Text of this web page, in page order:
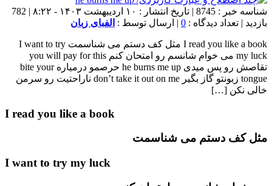
شناسه خبر : 8745 | تاریخ انتشار : ۱۰ اردیبهشت ۱۴۰۳ - ۸:۲۲ | 782
بازدید | تعداد دیدگاه : 0 | ارسال توسط : الفبای زبان
I read you like a book مثل کف دستم می شناسمت I want to try
my luck می خوام شانسم رو امتحان کنم you will pay for this
تقاصش رو پس میدی he burns me up حرصمو درمیاره bite your
tongue زبونتو گاز بگیر don’t take it out on me ناراحتیت رو سرمن
خالی نکن […]
I read you like a book
مثل کف دستم می شناسمت
I want to try my luck